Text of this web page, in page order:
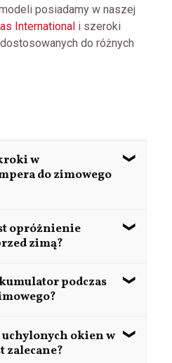
posiadamy w naszej
Internationali szeroki
do różnych
w
do zimowego
do zimowego postoju
wnętrza i
konserwację
opon oraz
wentylacji wnętrza
opróżnienie
zimą?
zapobiega
i zbiornikach, co
zbiorników i
krany w pozycji
podczas
akumulator należy w
odłączyć i
okien w
zalecane?